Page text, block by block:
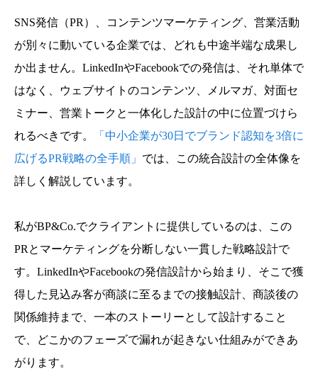
SNS発信（PR）、コンテンツマーケティング、営業活動
が別々に動いている企業では、どれも中途半端な成果し
か出ません。LinkedInやFacebookでの発信は、それ単体で
はなく、ウェブサイトのコンテンツ、メルマガ、対面セ
ミナー、営業トークと一体化した設計の中に位置づけら
れるべきです。
「中小企業が30日でブランド認知を3倍に
広げるPR戦略の全手順」 では、この統合設計の全体像を
詳しく解説しています。
私がBP&Co.でクライアントに提供しているのは、この
PRとマーケティングを分断しない一貫した戦略設計で
す。LinkedInやFacebookの発信設計から始まり、そこで獲
得した見込み客が商談に至るまでの接触設計、商談後の
関係維持まで、一本のストーリーとして設計すること
で、どこかのフェーズで漏れが起きない仕組みができあ
がります。